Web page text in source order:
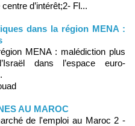
d’intérêt;2- Fl...
dans la région MENA :
MENA : malédiction plus
dans l’espace euro-
AU MAROC
de l'emploi au Maroc 2 -